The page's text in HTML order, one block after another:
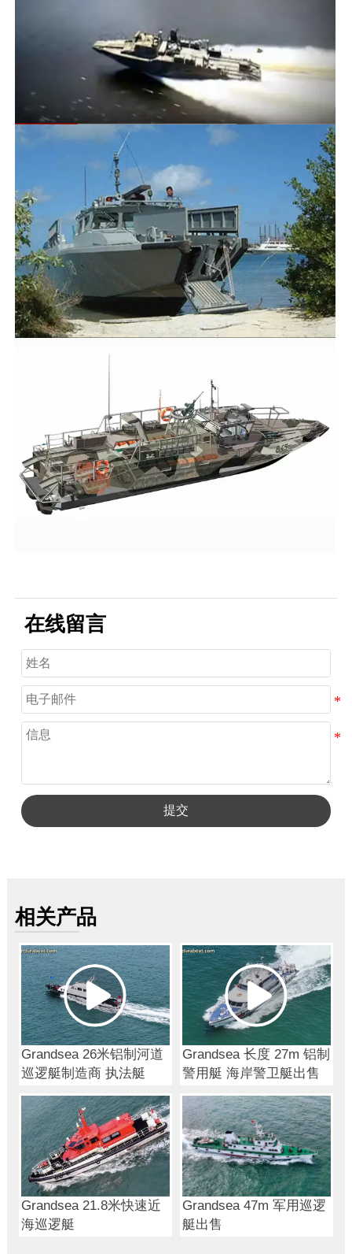
在线留言
提交
相关产品
Grandsea 26米铝制河道
巡逻艇制造商 执法艇
Grandsea 长度 27m 铝制
警用艇 海岸警卫艇出售
Grandsea 21.8米快速近
海巡逻艇
Grandsea 47m 军用巡逻
艇出售